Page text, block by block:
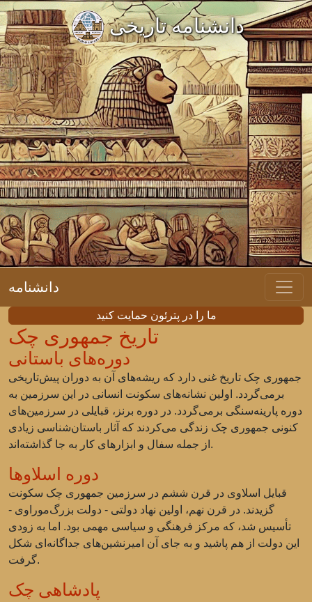
دانشنامه تاریخی
دانشنامه
ما را در پترئون حمایت کنید
تاریخ جمهوری چک
دوره‌های باستانی
جمهوری چک تاریخ غنی دارد که ریشه‌های آن به دوران پیش‌تاریخی
برمی‌گردد. اولین نشانه‌های سکونت انسانی در این سرزمین به
دوره پارینه‌سنگی برمی‌گردد. در دوره برنز، قبایلی در سرزمین‌های
کنونی جمهوری چک زندگی می‌کردند که آثار باستان‌شناسی زیادی
از جمله سفال و ابزارهای کار به جا گذاشته‌اند.
دوره اسلاوها
قبایل اسلاوی در قرن ششم در سرزمین جمهوری چک سکونت
گزیدند. در قرن نهم، اولین نهاد دولتی - دولت بزرگ‌موراوی -
تأسیس شد، که مرکز فرهنگی و سیاسی مهمی بود. اما به زودی
این دولت از هم پاشید و به جای آن امیرنشین‌های جداگانه‌ای شکل
گرفت.
پادشاهی چک